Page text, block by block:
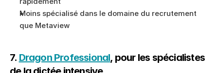
Moins spécialisé dans le domaine du recrutement
que Metaview
7. Dragon Professional, pour les spécialistes